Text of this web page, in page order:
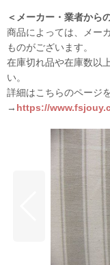
＜メーカー・業者から
商品によっては、メー
ものがございます。
在庫切れ品や在庫数以
い。
詳細はこちらのページ
→ https://